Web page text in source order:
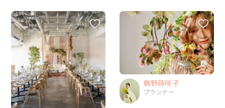
鶴野蒔咲子
プランナー